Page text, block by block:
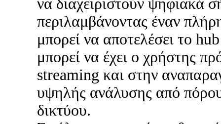
να διαχειριστούν ψηφιακά
περιλαμβάνοντας έναν
μπορεί να αποτελέσει το
μπορεί να έχει ο χρήστης
streaming και στην
υψηλής ανάλυσης από
δικτύου.